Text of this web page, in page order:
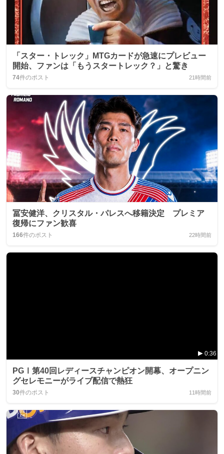
「スター・トレック」MTGカードが急速にプレビュー
開始、ファンは「もうスタートレック？」と驚き
74件のポスト 21時間前
冨安健洋、クリスタル・パレスへ移籍決定 プレミア
復帰にファン歓喜
166件のポスト 22時間前
0:36
PGⅠ第40回レディースチャンピオン開幕、オープニン
グセレモニーがライブ配信で熱狂
30件のポスト 11時間前